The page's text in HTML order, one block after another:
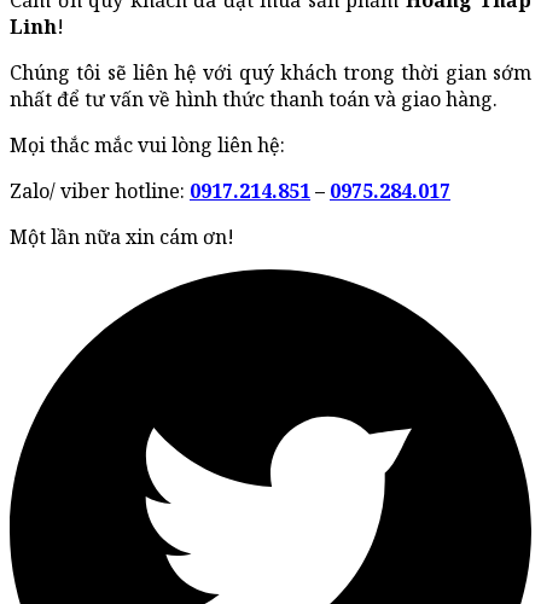
Linh!
Chúng tôi sẽ liên hệ với quý khách trong thời gian sớm
nhất để tư vấn về hình thức thanh toán và giao hàng.
Mọi thắc mắc vui lòng liên hệ:
Zalo/ viber hotline: 0917.214.851– 0975.284.017
Một lần nữa xin cám ơn!